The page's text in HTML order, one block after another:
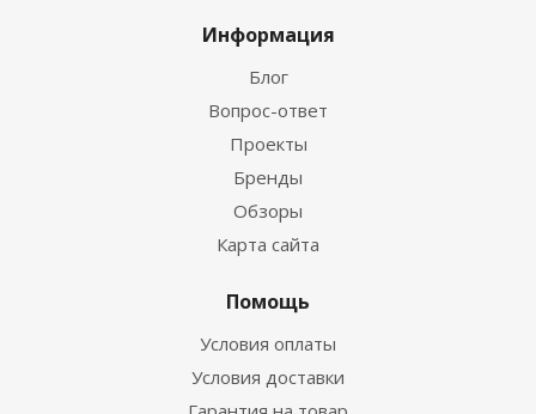
Информация
Блог
Вопрос-ответ
Проекты
Бренды
Обзоры
Карта сайта
Помощь
Условия оплаты
Условия доставки